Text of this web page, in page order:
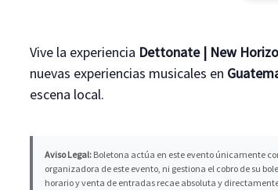
Vive la experiencia Dettonate | New
nuevas experiencias musicales en
escena local.
Aviso Legal: Boletona actúa en este evento únicamente
organizadora de este evento, ni gestiona el cobro de su
horario y venta de entradas recae absoluta y